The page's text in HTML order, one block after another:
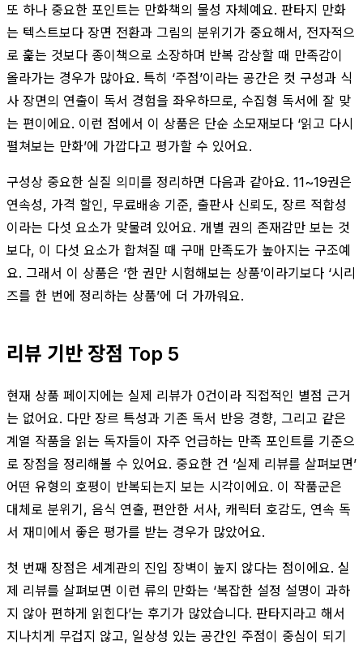
또 하나 중요한 포인트는 만화책의 물성 자체예요. 판타지 만화
는 텍스트보다 장면 전환과 그림의 분위기가 중요해서, 전자적으
로 훑는 것보다 종이책으로 소장하며 반복 감상할 때 만족감이
올라가는 경우가 많아요. 특히 ‘주점’이라는 공간은 컷 구성과 식
사 장면의 연출이 독서 경험을 좌우하므로, 수집형 독서에 잘 맞
는 편이에요. 이런 점에서 이 상품은 단순 소모재보다 ‘읽고 다시
펼쳐보는 만화’에 가깝다고 평가할 수 있어요.
구성상 중요한 실질 의미를 정리하면 다음과 같아요. 11~19권은
연속성, 가격 할인, 무료배송 기준, 출판사 신뢰도, 장르 적합성
이라는 다섯 요소가 맞물려 있어요. 개별 권의 존재감만 보는 것
보다, 이 다섯 요소가 합쳐질 때 구매 만족도가 높아지는 구조예
요. 그래서 이 상품은 ‘한 권만 시험해보는 상품’이라기보다 ‘시리
즈를 한 번에 정리하는 상품’에 더 가까워요.
리뷰 기반 장점 Top 5
현재 상품 페이지에는 실제 리뷰가 0건이라 직접적인 별점 근거
는 없어요. 다만 장르 특성과 기존 독서 반응 경향, 그리고 같은
계열 작품을 읽는 독자들이 자주 언급하는 만족 포인트를 기준으
로 장점을 정리해볼 수 있어요. 중요한 건 ‘실제 리뷰를 살펴보면’
어떤 유형의 호평이 반복되는지 보는 시각이에요. 이 작품군은
대체로 분위기, 음식 연출, 편안한 서사, 캐릭터 호감도, 연속 독
서 재미에서 좋은 평가를 받는 경우가 많았어요.
첫 번째 장점은 세계관의 진입 장벽이 높지 않다는 점이에요. 실
제 리뷰를 살펴보면 이런 류의 만화는 ‘복잡한 설정 설명이 과하
지 않아 편하게 읽힌다’는 후기가 많았습니다. 판타지라고 해서
지나치게 무겁지 않고, 일상성 있는 공간인 주점이 중심이 되기